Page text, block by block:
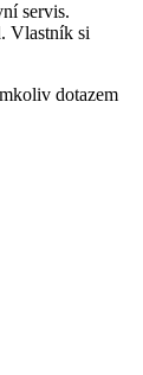
servis.
Vlastník si
dotazem